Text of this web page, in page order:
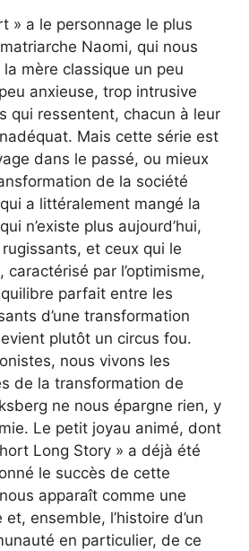
» a le personnage le plus
Naomi, qui nous
mère classique un peu
anxieuse, trop intrusive
qui ressentent, chacun à leur
Mais cette série est
dans le passé, ou mieux
de la société
a littéralement mangé la
n’existe plus aujourd’hui,
et ceux qui le
par l’optimisme,
parfait entre les
d’une transformation
plutôt un circus fou.
nous vivons les
de la transformation de
ne nous épargne rien, y
Le petit joyau animé, dont
Long Story » a déjà été
le succès de cette
apparaît comme une
ensemble, l’histoire d’un
en particulier, de ce